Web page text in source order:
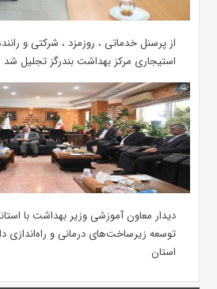
از پرسنل خدماتی ، روزمزد ، شرکتی و
استیجاری مرکز بهداشت بندرگز تجلیل شد
دیدار معاون آموزشی وزیر بهداشت با
توسعه زیرساخت‌های درمانی و راه‌اندازی
استان